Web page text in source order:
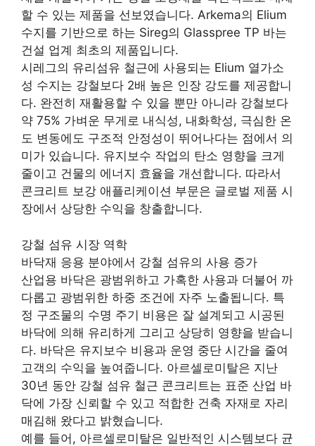
할 수 있는 제품을 선보였습니다. Arkema의 Elium
수지를 기반으로 하는 Sireg의 Glasspree TP 바는
건설 업계 최초의 제품입니다.
시레그의 유리섬유 철근에 사용되는 Elium 열가소
성 수지는 강철보다 2배 높은 인장 강도를 제공합니
다. 완전히 재활용할 수 있을 뿐만 아니라 강철보다
약 75% 가벼운 무게로 내식성, 내화학성, 극심한 온
도 변동에도 구조적 안정성이 뛰어나다는 점에서 의
미가 있습니다. 유지보수 작업의 탄소 영향을 크게
줄이고 건물의 에너지 효율을 개선합니다. 따라서
콘크리트 보강 애플리케이션 부문은 글로벌 제품 시
장에서 상당한 수익을 창출합니다.
강철 섬유 시장 역학
바닥재 응용 분야에서 강철 섬유의 사용 증가
산업용 바닥은 광범위하고 가혹한 사용과 더불어 까
다롭고 광범위한 하중 조건에 자주 노출됩니다. 특
정 구조물의 수명 주기 비용은 잘 설계되고 시공된
바닥에 의해 유리하게 그리고 상당히 영향을 받습니
다. 바닥은 유지보수 비용과 운영 중단 시간을 줄여
고객의 수익을 높여줍니다. 아르셀로미탈은 지난
30년 동안 강철 섬유 철근 콘크리트는 표준 산업 바
닥에 가장 신뢰할 수 있고 적합한 건축 자재로 자리
매김해 왔다고 밝혔습니다.
예를 들어, 아르셀로미탈은 일반적인 시스템보다 균